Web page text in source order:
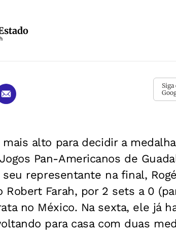
Siga
mais alto para decidir a
Pan-Americanos de
representante na final,
Robert Farah, por 2 sets a 0
no México. Na sexta, ele já
para casa com duas